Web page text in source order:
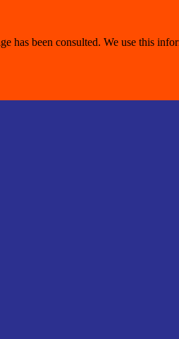
has been consulted. We use this